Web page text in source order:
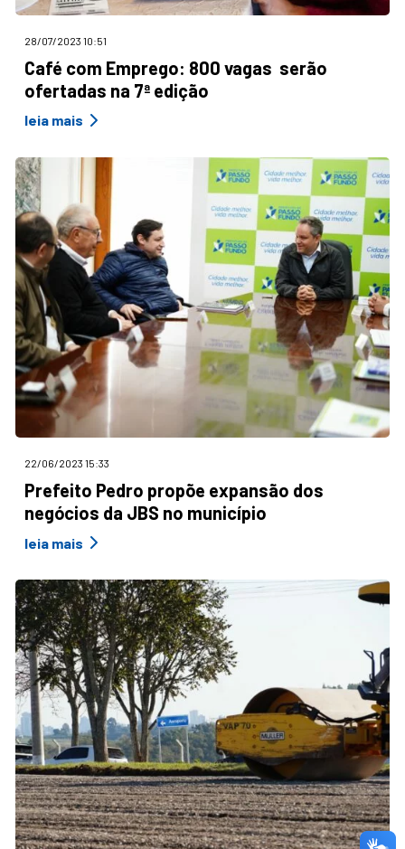
28/07/2023 10:51
Café com Emprego: 800 vagas serão
ofertadas na 7ª edição
leia mais
22/06/2023 15:33
Prefeito Pedro propõe expansão dos
negócios da JBS no município
leia mais